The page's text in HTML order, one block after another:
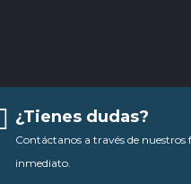
¿Tienes dudas?
Contáctanos a través de
inmediato.